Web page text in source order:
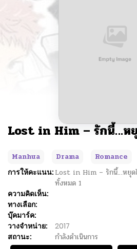
Lost in Him – รักนี้…หยุ
Manhua Drama Romance
การให้คะแนน: Lost in Him – รักนี้…หยุด
ทั้งหมด 1
ความคิดเห็น:
ทางเลือก:
บุ๊คมาร์ค:
วางจำหน่าย:
2017
สถานะ:
กำลังดำเนินการ